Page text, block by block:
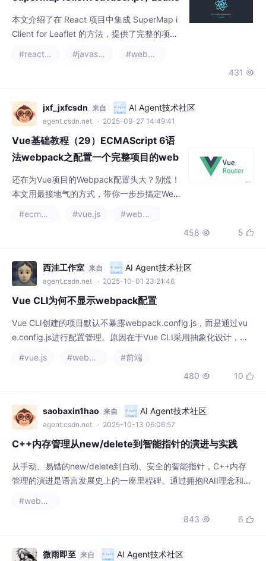
本文介绍了在 React 项目中集成 SuperMap i
Client for Leaflet 的方法，提供了完整的项目
上手！
431 
jxf_jxfcsdn 来自 AI Agent技术社区
agent.csdn.net · 2025-09-27 14:49:41
Vue基础教程（29）ECMAScript 6语
法webpack之配置一个完整项目的web
从配置到跑路，一篇让你从“菜鸟”变“配
还在为Vue项目的Webpack配置头大？别慌！
本文用最接地气的方式，带你一步步搞定Web
的Vue项目。不管你是刚入门的前端小白，还
念，配置加载器、插件，甚至优化打包策略，
让你彻底告别“复制粘贴”配置的迷茫！附完整
#vue.js
458  5 
西洼工作室 来自 AI Agent技术社区
agent.csdn.net · 2025-10-01 23:21:46
Vue CLI为何不显示webpack配置
Vue CLI创建的项目默认不暴露webpack.config.js，而是通过vu
e.config.js进行配置管理。原因在于Vue CLI采用抽象化设计，将
如需查看完整配置，可使用"vue inspect"命令生成参考文件。自
定义配置可通过vue.config.js中的configureWebpa
#vue.js
#前端
480  10 
saobaxin1hao 来自 AI Agent技术社区
agent.csdn.net · 2025-10-13 06:06:57
C++内存管理从new/delete到智能指针的演进与实践
从手动、易错的new/delete到自动、安全的智能指针，C++内存
管理的演进是语言发展史上的一座里程碑。通过拥抱RAII理念和现
琐碎且易错的内存释放工作中解放出来，更多地关注于实现业务逻
辑。理解和熟练运用这些工具，是现代C++程序员必备的核心技
843  6 
微雨即至 来自 AI Agent技术社区